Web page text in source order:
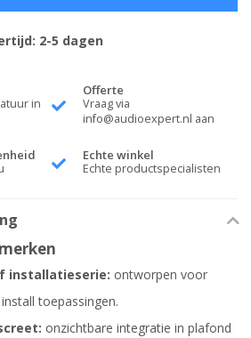
2-5 dagen
in
Offerte
Vraag via
info@audioexpert.nl aan
Echte winkel
Echte productspecialisten
installatieserie: ontworpen voor
toepassingen.
onzichtbare integratie in plafond